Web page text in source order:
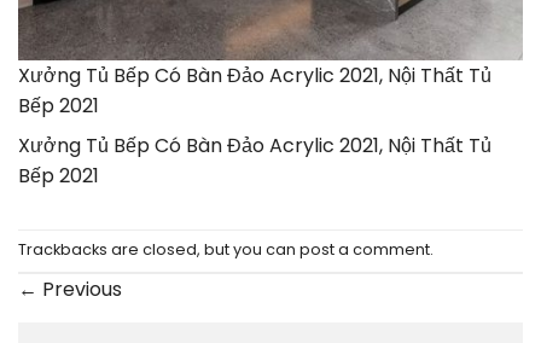
Xưởng Tủ Bếp Có Bàn Đảo Acrylic 2021, Nội Thất Tủ
Bếp 2021
Xưởng Tủ Bếp Có Bàn Đảo Acrylic 2021, Nội Thất Tủ
Bếp 2021
Trackbacks are closed, but you can post a comment.
← Previous